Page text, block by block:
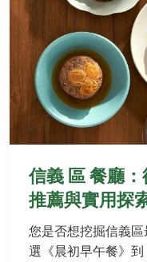
信義 區 餐廳
推薦與實用探
您是否想挖掘信義
選《晨初早午餐》